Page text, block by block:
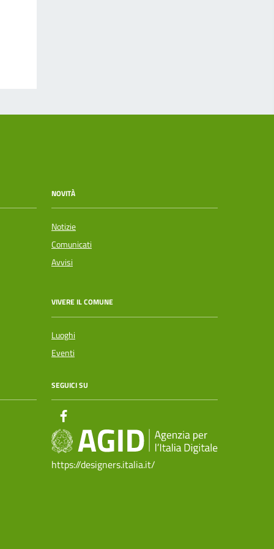
NOVITÀ
Notizie
Comunicati
Avvisi
VIVERE IL COMUNE
Luoghi
Eventi
SEGUICI SU
https://designers.italia.it/